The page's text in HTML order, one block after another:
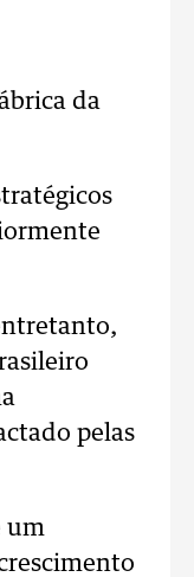
da
pelas
um